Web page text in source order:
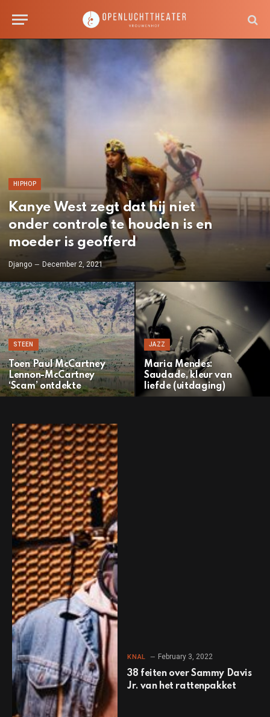
HIPHOP
Kanye West zegt dat hij niet
onder controle te houden is en
moeder is geofferd
Django December 2, 2021
STEEN
Toen Paul McCartney
Lennon-McCartney
‘Scam’ ontdekte
JAZZ
Maria Mendes:
Saudade, kleur van
liefde (uitdaging)
KNAL February 3, 2022
38 feiten over Sammy Davis
Jr. van het rattenpakket